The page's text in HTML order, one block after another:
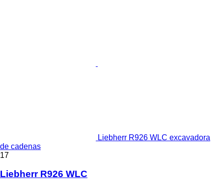
Liebherr R926 WLC excavadora
de cadenas
17
Liebherr R926 WLC